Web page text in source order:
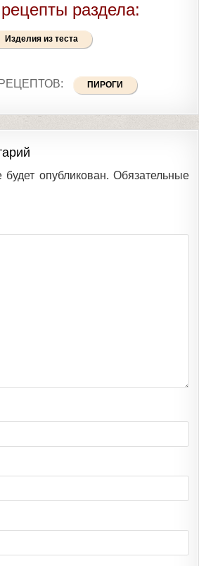
раздела:
Изделия из теста
ПИРОГИ
опубликован. Обязательные